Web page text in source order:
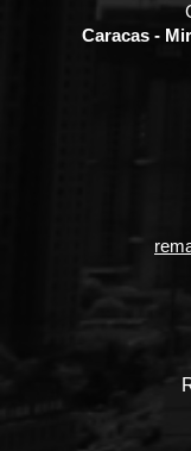
Caracas -